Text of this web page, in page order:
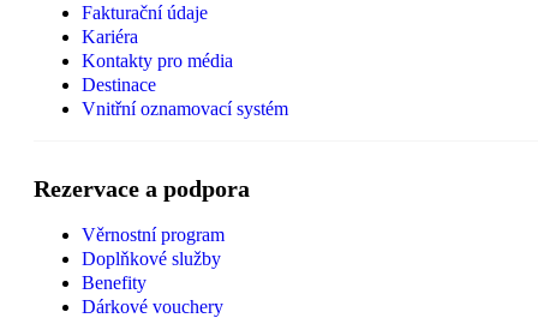
Fakturační údaje
Kariéra
Kontakty pro média
Destinace
Vnitřní oznamovací systém
Rezervace a podpora
Věrnostní program
Doplňkové služby
Benefity
Dárkové vouchery